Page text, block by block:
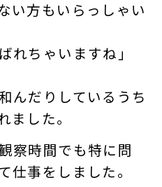
い方もいらっしゃい
れちゃいますね」
んだりしているうち
ました。
察時間でも特に問
仕事をしました。